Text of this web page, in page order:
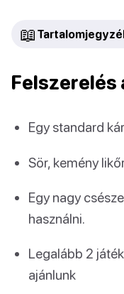
📖
Felszerelés
Egy standard
Sör, kemény
Egy nagy
használni.
Legalább 2
ajánlunk